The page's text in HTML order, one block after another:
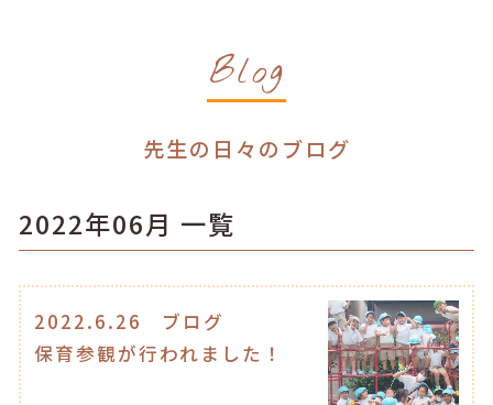
Blog
先生の日々のブログ
2022年06月 一覧
2022.6.26
ブログ
保育参観が行われました！